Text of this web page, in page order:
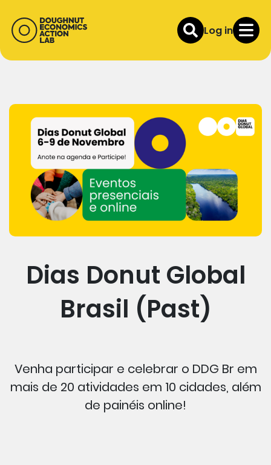
Log in
Dias Donut Global
Brasil (Past)
Venha participar e celebrar o DDG Br em
mais de 20 atividades em 10 cidades, além
de painéis online!